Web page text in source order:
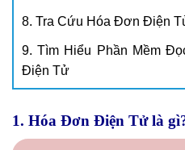
8. Tra Cứu Hóa Đơn Điện
9. Tìm Hiểu Phần Mềm
Điện Tử
1. Hóa Đơn Điện Tử là